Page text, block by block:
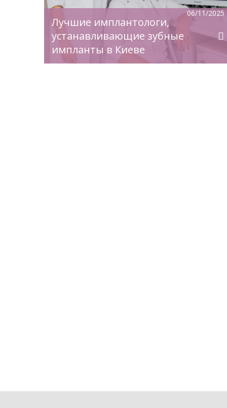
06/11/2025
Лучшие имплантологи,
устанавливающие зубные
импланты в Киеве